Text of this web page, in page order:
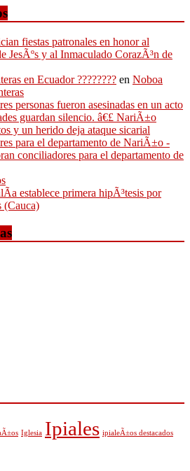
fiestas patronales en honor al
JesÃºs y al Inmaculado CorazÃ³n de
en Ecuador ???????? en Noboa
personas fueron asesinadas en un acto
guardan silencio. â€£ NariÃ±o
y un herido deja ataque sicarial
para el departamento de NariÃ±o -
conciliadores para el departamento de
establece primera hipÃ³tesis por
(Cauca)
Iglesia Ipiales ipialeÃ±os destacados